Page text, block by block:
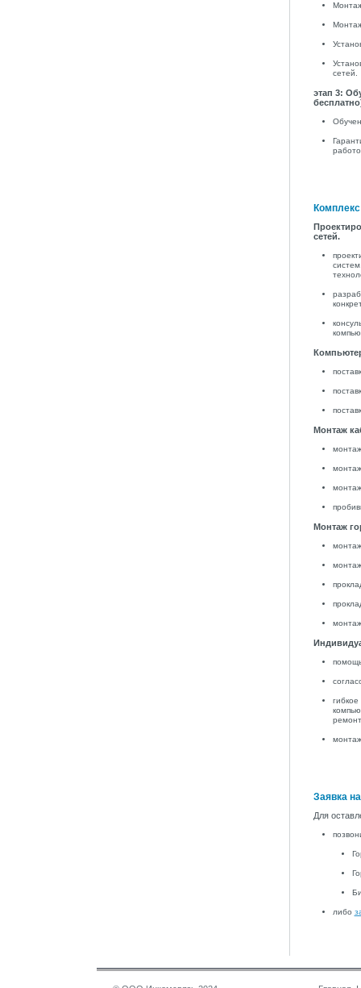
сетей.
этап 3:
сетей.
Монтаж
Монтаж
Заявка
Для
либо